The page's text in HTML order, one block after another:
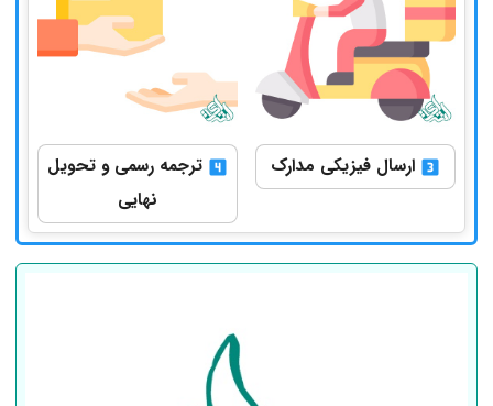
ارسال فیزیکی مدارک
ترجمه رسمی و تحویل
نهایی